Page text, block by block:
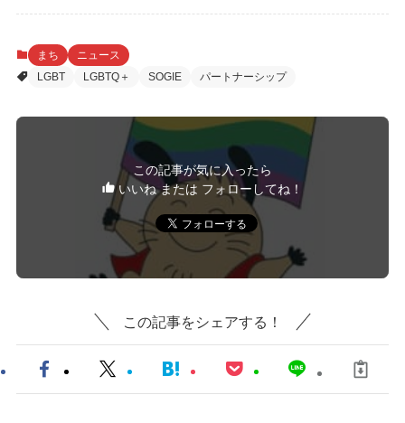
まち
ニュース
LGBT
LGBTQ＋ SOGIE パートナーシップ
この記事が気に入ったら
いいね または フォローしてね！
この記事をシェアする！